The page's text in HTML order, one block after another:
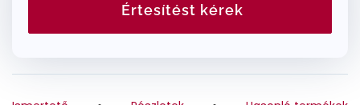
Értesítést kérek